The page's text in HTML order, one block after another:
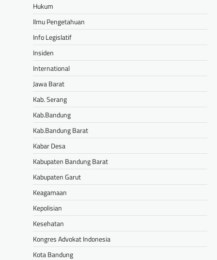
Hukum
Ilmu Pengetahuan
Info Legislatif
Insiden
International
Jawa Barat
Kab. Serang
Kab.Bandung
Kab.Bandung Barat
Kabar Desa
Kabupaten Bandung Barat
Kabupaten Garut
Keagamaan
Kepolisian
Kesehatan
Kongres Advokat Indonesia
Kota Bandung